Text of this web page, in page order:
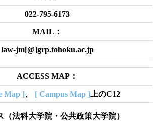
022-795-6173
MAIL：
law-jm[@]grp.tohoku.ac.jp
ACCESS MAP：
Map ]、 [ Campus Map ] 上のC12
（法科大学院・公共政策大学院）